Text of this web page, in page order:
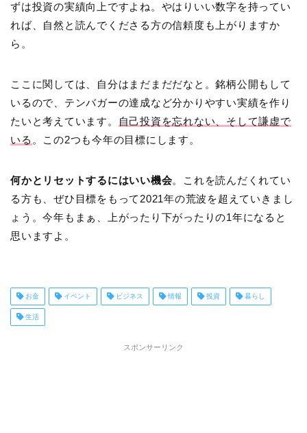
ずは投資の実績向上ですよね。やはりいい数字を持ってい
れば、自然と読んでくださる方の信頼度も上がりますか
ら。
ここに関しては、自分はまだまだだなと。銘柄公開もして
いるので、テンバガーの達成など分かりやすい実績を作り
たいと考えています。
自己投資を忘れない、そして謙虚で
いる 。この2つも今年の目標にします。
何かとリセットするにはいい機会。これを読んだくれてい
る方も、ぜひ目標をもって2021年の荒波を超えていきまし
ょう。今年もまぁ、上がったり下がったりの1年になると
思いますよ。
お金 イベント ビジネス 情報 投資 暮らし
生活
スポンサーリンク